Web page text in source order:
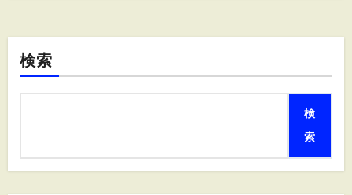
検索
検
索